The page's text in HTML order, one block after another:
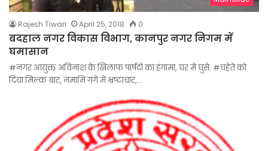
Rajesh Tiwari April 25, 2018 0
बदहाल नगर विकास विभाग, कानपुर नगर निगम में
घमासान
#नगर आयुक्त अविनाश के खिलाफ पार्षदों का हंगामा, घर में घुसे. #चहेते को
दिया मिल्क बार, नमामि गंगे में भ्रष्टाचार,…